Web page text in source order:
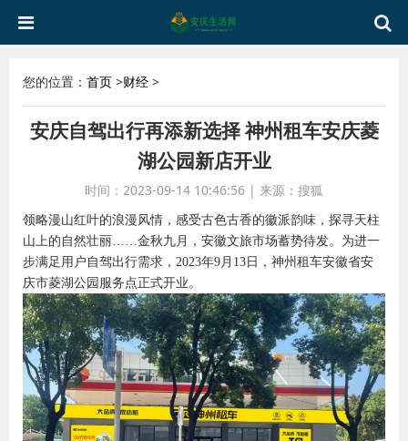
您的位置： 首页 >财经 >
安庆自驾出行再添新选择 神州租车安庆菱
湖公园新店开业
时间：2023-09-14 10:46:56 | 来源：搜狐
领略漫山红叶的浪漫风情，感受古色古香的徽派韵味，探寻天柱
山上的自然壮丽……金秋九月，安徽文旅市场蓄势待发。为进一
步满足用户自驾出行需求，2023年9月13日，神州租车安徽省安
庆市菱湖公园服务点正式开业。